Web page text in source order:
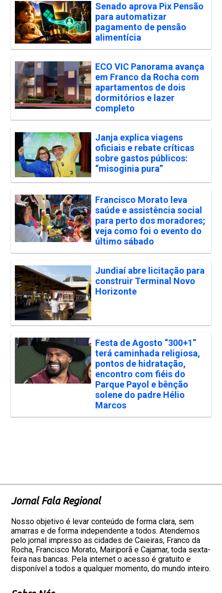
Senado aprova Pix Pensão
para automatizar
pagamento de pensão
alimentícia
ECO VIC Panorama avança
em Franco da Rocha com
apartamentos de dois
dormitórios e lazer
completo
Janja explica viagens
oficiais e rebate críticas
sobre gastos públicos:
“misoginia pura”
Francisco Morato leva
saúde e assistência social
para perto dos moradores;
veja como foi o evento do
último sábado
Jundiaí abre licitação para
construir Terminal Novo
Horizonte
Festa de Agosto “300+1”
terá caminhada religiosa,
pontos de hidratação,
encontro com fiéis do
Parque Payol e bênção
solene do padre Hélio
Marcos
Jornal Fala Regional
Nosso objetivo é levar conteúdo de forma clara, sem
amarras e de forma independente a todos. Atendemos
pelo jornal impresso as cidades de Caieiras, Franco da
Rocha, Francisco Morato, Mairiporã e Cajamar, toda sexta-
feira nas bancas. Pela internet o acesso é gratuito e
disponível a todos a qualquer momento, do mundo inteiro.